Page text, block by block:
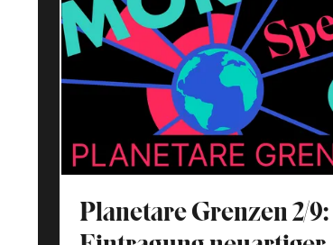
Planetare Grenzen 2/9: